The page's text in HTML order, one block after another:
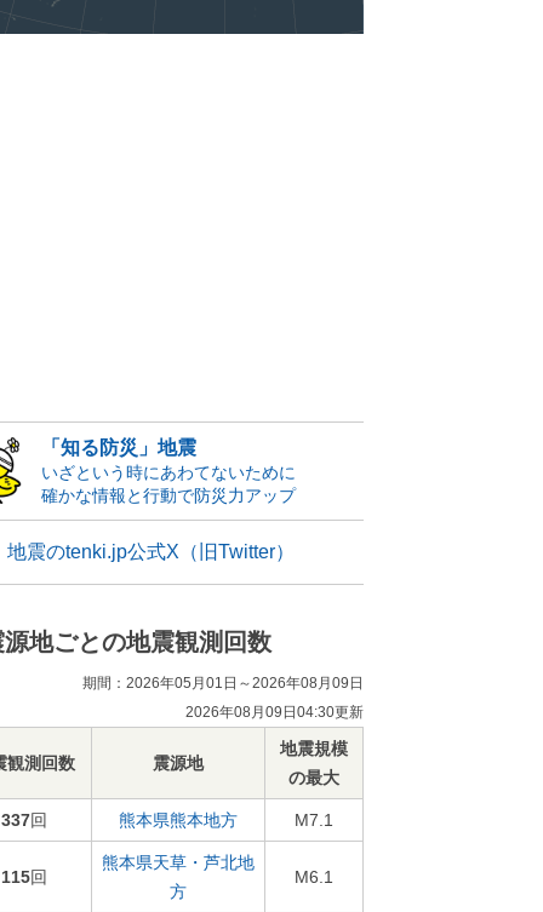
「知る防災」地震
いざという時にあわてないために
確かな情報と行動で防災力アップ
地震のtenki.jp公式X（旧Twitter）
源地ごとの地震観測回数
期間：2026年05月01日～2026年08月09日
2026年08月09日04:30更新
観測回数 震源地
地震規模
の最大
337回 熊本県熊本地方 M7.1
115回
熊本県天草・芦北地
方
M6.1